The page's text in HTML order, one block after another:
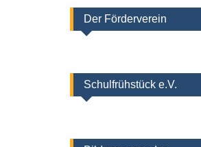
Der Förderverein
Schulfrühstück e.V.